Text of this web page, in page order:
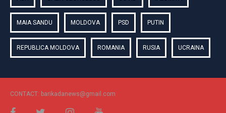
MAIA SANDU MOLDOVA PSD PUTIN
REPUBLICA MOLDOVA ROMANIA RUSIA UCRAINA
CONTACT: barikadanews@gmail.com